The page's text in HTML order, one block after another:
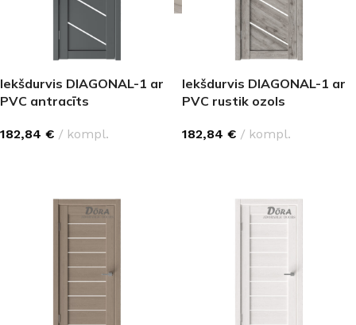
Iekšdurvis DIAGONAL-1 ar
PVC antracīts
182,84 € kompl.
Iekšdurvis DIAGONAL-1 ar
PVC rustik ozols
182,84 € kompl.